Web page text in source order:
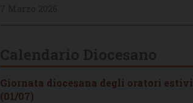
Giornata diocesana degli oratori estivi
(01/07)